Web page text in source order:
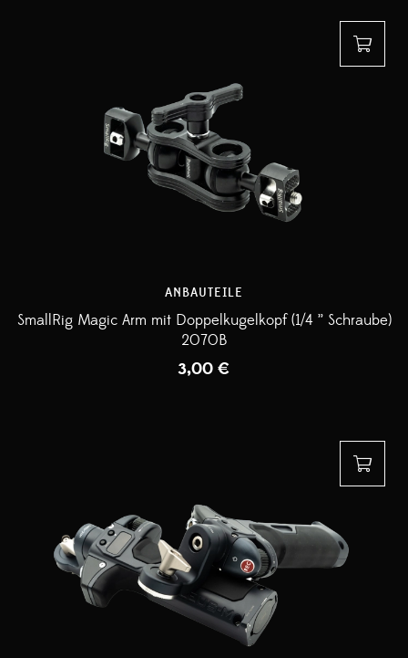
ANBAUTEILE
SmallRig Magic Arm mit Doppelkugelkopf (1/4 ” Schraube)
2070B
3,00 €